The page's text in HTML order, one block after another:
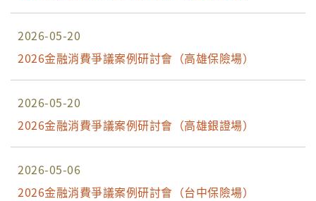
2026-05-20
2026金融消費爭議案例研討會（高雄保險場）
2026-05-20
2026金融消費爭議案例研討會（高雄銀證場）
2026-05-06
2026金融消費爭議案例研討會（台中保險場）